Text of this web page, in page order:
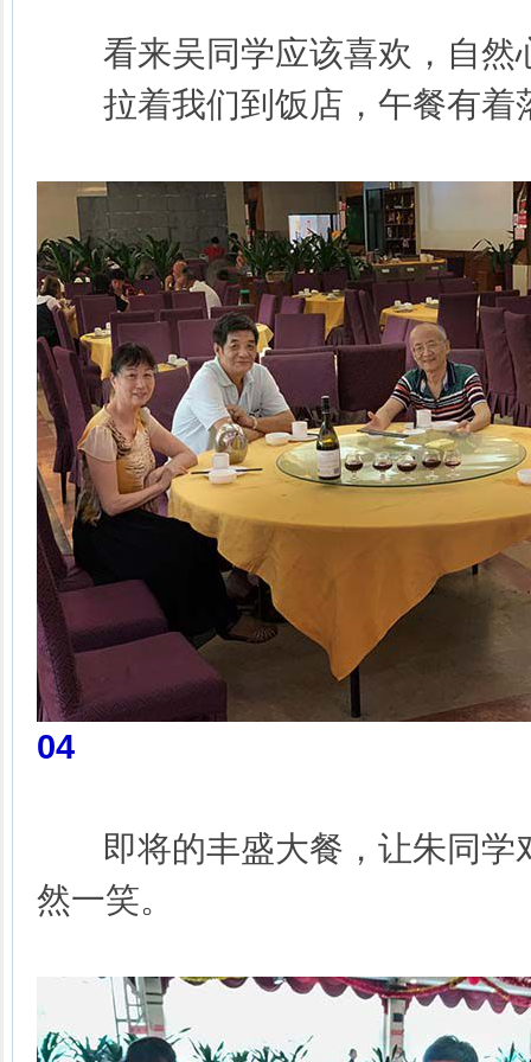
看来吴同学应该喜欢，自然
拉着我们到饭店，午餐有着
04
即将的丰盛大餐，让朱同学
然一笑。